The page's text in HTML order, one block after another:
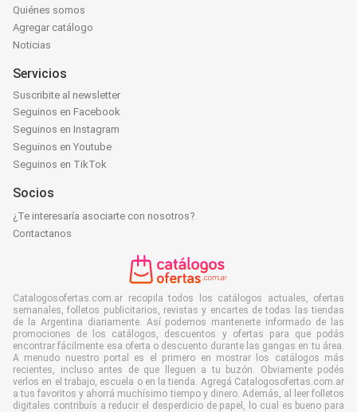
Quiénes somos
Agregar catálogo
Noticias
Servicios
Suscribite al newsletter
Seguinos en Facebook
Seguinos en Instagram
Seguinos en Youtube
Seguinos en TikTok
Socios
¿Te interesaría asociarte con nosotros?
Contactanos
Catalogosofertas.com.ar recopila todos los catálogos actuales, ofertas
semanales, folletos publicitarios, revistas y encartes de todas las tiendas
de la Argentina diariamente. Así podemos mantenerte informado de las
promociones de los catálogos, descuentos y ofertas para que podás
encontrar fácilmente esa oferta o descuento durante las gangas en tu área.
A menudo nuestro portal es el primero en mostrar los catálogos más
recientes, incluso antes de que lleguen a tu buzón. Obviamente podés
verlos en el trabajo, escuela o en la tienda. Agregá Catalogosofertas.com.ar
a tus favoritos y ahorrá muchísimo tiempo y dinero. Además, al leer folletos
digitales contribuís a reducir el desperdicio de papel, lo cual es bueno para